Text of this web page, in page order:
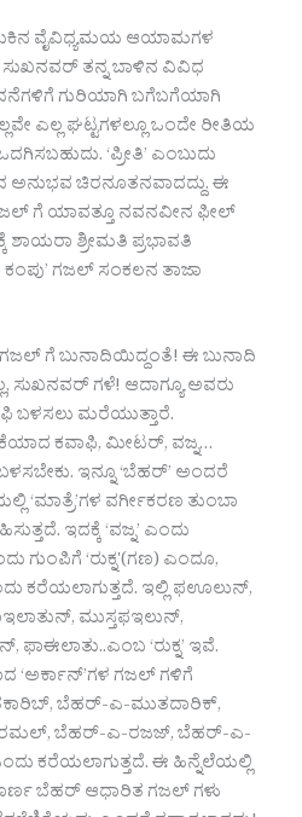
ವೈವಿಧ್ಯಮಯ ಆಯಾಮಗಳ
ತನ್ನ ಬಾಳಿನ ವಿವಿಧ
ಗುರಿಯಾಗಿ ಬಗೆಬಗೆಯಾಗಿ
ಎಲ್ಲ ಘಟ್ಟಗಳಲ್ಲೂ ಒಂದೇ ರೀತಿಯ
‘ಪ್ರೀತಿ’ ಎಂಬುದು
ಚಿರನೂತನವಾದದ್ದು. ಈ
ಗೆ ಯಾವತ್ತೂ ನವನವೀನ ಫೀಲ್
ಶಾಯರಾ ಶ್ರೀಮತಿ ಪ್ರಭಾವತಿ
ಗಜಲ್ ಸಂಕಲನ ತಾಜಾ
ಗಜಲ್ ಗೆ ಬುನಾದಿಯಿದ್ದಂತೆ! ಈ ಬುನಾದಿ
ಸುಖನವರ್ ಗಳೆ! ಆದಾಗ್ಯೂ ಅವರು
ಬಳಸಲು ಮರೆಯುತ್ತಾರೆ.
ಕವಾಫಿ, ಮೀಟರ್, ವಜ್ನ…
ಇನ್ನೂ ‘ಬೆಹರ್’ ಅಂದರೆ
‘ಮಾತ್ರೆ’ಗಳ ವರ್ಗೀಕರಣ ತುಂಬಾ
ಇದಕ್ಕೆ ‘ವಜ್ನ’ ಎಂದು
ಗುಂಪಿಗೆ ‘ರುಕ್ನ'(ಗಣ) ಎಂದೂ,
ಕರೆಯಲಾಗುತ್ತದೆ. ಇಲ್ಲಿ ಫಊಲುನ್,
ಮುಸ್ತಫಇಲುನ್,
‘ರುಕ್ನ’ ಇವೆ.
‘ಅರ್ಕಾನ್’ಗಳ ಗಜಲ್ ಗಳಿಗೆ
ಬೆಹರ್-ಎ-ಮುತದಾರಿಕ್,
ಬೆಹರ್-ಎ-ರಜಜ್, ಬೆಹರ್-ಎ-
ಕರೆಯಲಾಗುತ್ತದೆ. ಈ ಹಿನ್ನೆಲೆಯಲ್ಲಿ
ಬೆಹರ್ ಆಧಾರಿತ ಗಜಲ್ ಗಳು